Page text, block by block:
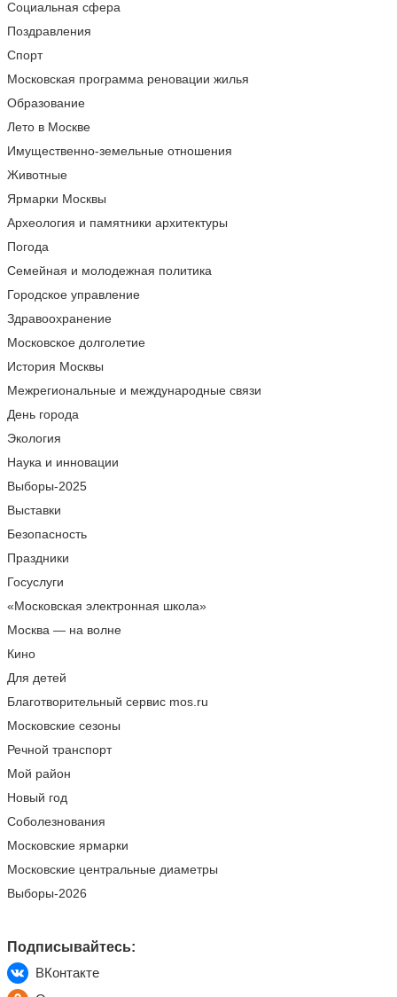
Социальная сфера
Поздравления
Спорт
Московская программа реновации жилья
Образование
Лето в Москве
Имущественно-земельные отношения
Животные
Ярмарки Москвы
Археология и памятники архитектуры
Погода
Семейная и молодежная политика
Городское управление
Здравоохранение
Московское долголетие
История Москвы
Межрегиональные и международные связи
День города
Экология
Наука и инновации
Выборы-2025
Выставки
Безопасность
Праздники
Госуслуги
«Московская электронная школа»
Москва — на волне
Кино
Для детей
Благотворительный сервис mos.ru
Московские сезоны
Речной транспорт
Мой район
Новый год
Соболезнования
Московские ярмарки
Московские центральные диаметры
Выборы-2026
Подписывайтесь:
ВКонтакте